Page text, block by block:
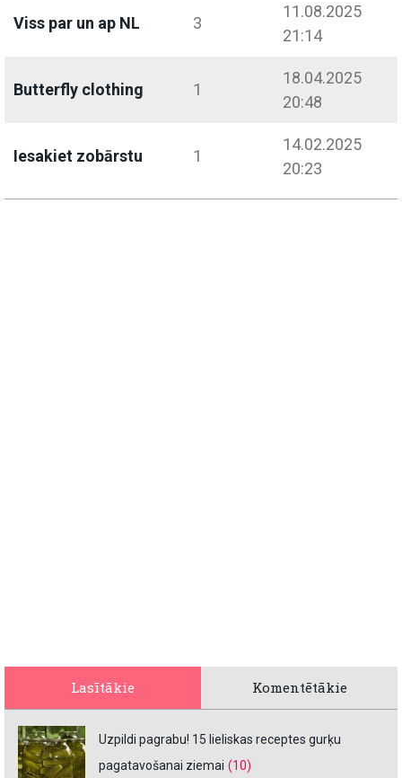
Viss par un ap NL 3
11.08.2025
21:14
Butterfly clothing 1
18.04.2025
20:48
Iesakiet zobārstu 1
14.02.2025
20:23
Lasītākie Komentētākie
Uzpildi pagrabu! 15 lieliskas receptes gurķu
pagatavošanai ziemai (10)